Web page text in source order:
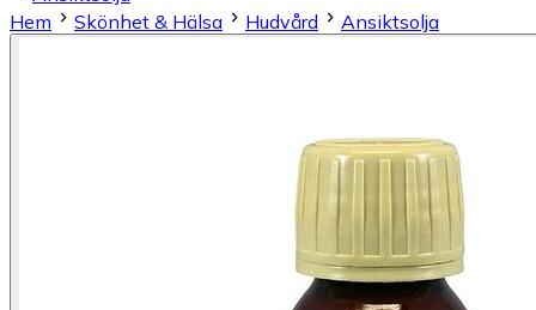
Hem
Skönhet & Hälsa Hudvård Ansiktsolja